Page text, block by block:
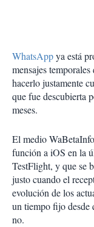
WhatsAppya está
mensajes
hacerlo justamente
que fue descubierta
meses.
El medio
función a iOS en la
TestFlight, y que se
justo cuando el
evolución de los
un tiempo fijo desde
no.